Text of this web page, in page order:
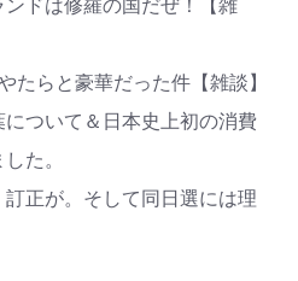
ドは修羅の国だぜ！【雑
たらと豪華だった件【雑談】
について＆日本史上初の消費
た。
正が。そして同日選には理